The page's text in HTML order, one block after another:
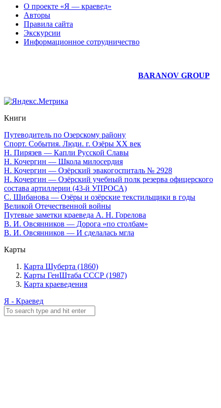
О проекте «Я — краевед»
Авторы
Правила сайта
Экскурсии
Информационное сотрудничество
BARANOV GROUP
Книги
Путеводитель по Озерскому району
Спорт. События. Люди. г. Озёры XX век
Н. Пирязев — Капли Русской Славы
Н. Кочергин — Школа милосердия
Н. Кочергин — Озёрский эвакогоспиталь № 2928
Н. Кочергин — Озёрский учебный полк резерва офицерского
состава артиллерии (43-й УПРОСА)
С. Шибанова — Озёры и озёрские текстильщики в годы
Великой Отечественной войны
Путевые заметки краеведа А. Н. Горелова
В. И. Овсянников — Дорога «по столбам»
В. И. Овсянников — И сделалась мгла
Карты
Карта Шуберта (1860)
Карты ГенШтаба СССР (1987)
Карта краеведения
Я - Краевед